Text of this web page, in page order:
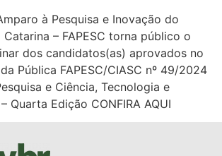
à Pesquisa e Inovação do
– FAPESC torna público o
dos candidatos(as) aprovados no
Pública FAPESC/CIASC nº 49/2024
e Ciência, Tecnologia e
Quarta Edição CONFIRA AQUI